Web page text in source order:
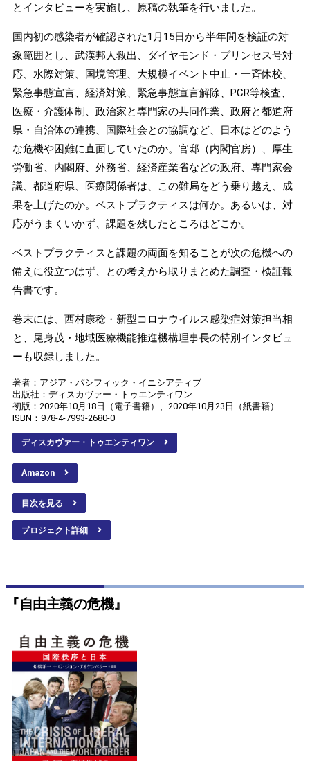
とインタビューを実施し、原稿の執筆を行いました。
国内初の感染者が確認された1月15日から半年間を検証の対
象範囲とし、武漢邦人救出、ダイヤモンド・プリンセス号対
応、水際対策、国境管理、大規模イベント中止・一斉休校、
緊急事態宣言、経済対策、緊急事態宣言解除、PCR等検査、
医療・介護体制、政治家と専門家の共同作業、政府と都道府
県・自治体の連携、国際社会との協調など、日本はどのよう
な危機や困難に直面していたのか。官邸（内閣官房）、厚生
労働省、内閣府、外務省、経済産業省などの政府、専門家会
議、都道府県、医療関係者は、この難局をどう乗り越え、成
果を上げたのか。ベストプラクティスは何か。あるいは、対
応がうまくいかず、課題を残したところはどこか。
ベストプラクティスと課題の両面を知ることが次の危機への
備えに役立つはず、との考えから取りまとめた調査・検証報
告書です。
巻末には、西村康稔・新型コロナウイルス感染症対策担当相
と、尾身茂・地域医療機能推進機構理事長の特別インタビュ
ーも収録しました。
著者：アジア・パシフィック・イニシアティブ
出版社：ディスカヴァー・トゥエンティワン
初版：2020年10月18日（電子書籍）、2020年10月23日（紙書籍）
ISBN：978-4-7993-2680-0
ディスカヴァー・トゥエンティワン
Amazon
目次を見る
プロジェクト詳細
『自由主義の危機』